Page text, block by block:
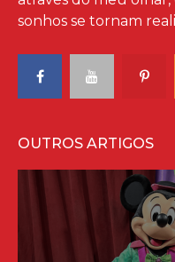
sonhos se tornam
OUTROS ARTIGOS